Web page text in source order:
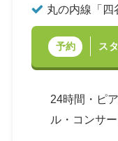
丸の内線「四
予約 ス
24時間・ピ
ル・コンサー